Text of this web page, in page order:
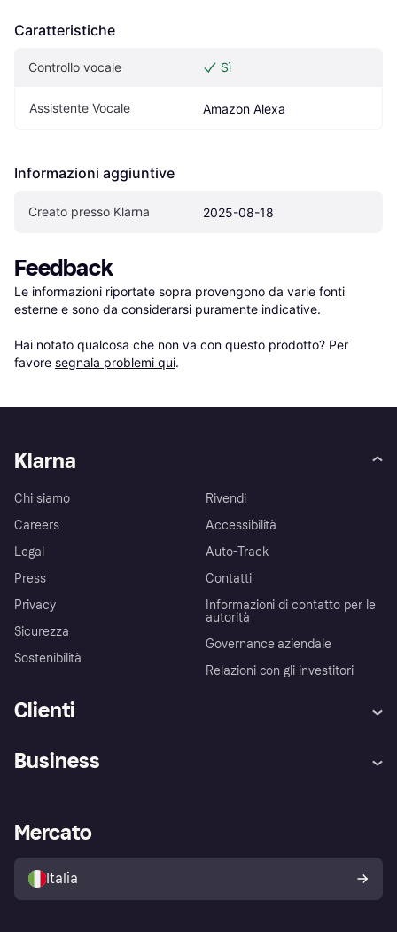
Caratteristiche
Controllo vocale Sì
Assistente Vocale Amazon Alexa
Informazioni aggiuntive
Creato presso Klarna 2025-08-18
Feedback
Le informazioni riportate sopra provengono da varie fonti
esterne e sono da considerarsi puramente indicative.
Hai notato qualcosa che non va con questo prodotto? Per
favore segnala problemi qui.
Klarna
Chi siamo
Careers
Legal
Press
Privacy
Sicurezza
Sostenibilità
Rivendi
Accessibilità
Auto-Track
Contatti
Informazioni di contatto per le
autorità
Governance aziendale
Relazioni con gli investitori
Clienti
Assistenza
Esplora i negozi
Politica di protezione
dell'acquirente Klarna
Business
Accesso aziende
Mercato
Italia